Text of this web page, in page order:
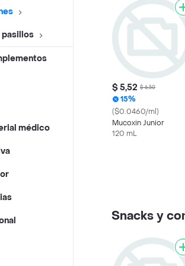
pasillos
médico
$ 5,52 $ 6,50
15%
($0.0460/ml)
Mucoxin Junior
120 mL
Snacks y